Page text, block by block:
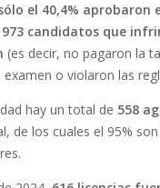
el 40,4% aprobaron
973 candidatos que
(es decir, no pagaron la
examen o violaron las
hay un total de 558
de los cuales el 95%